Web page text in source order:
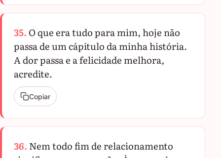
35. O que era tudo para mim, hoje não
passa de um cápitulo da minha história.
A dor passa e a felicidade melhora,
acredite.
Copiar
36. Nem todo fim de relacionamento